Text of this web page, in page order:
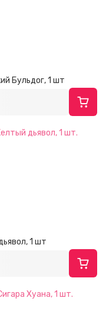
Бульдог, 1 шт
1 шт